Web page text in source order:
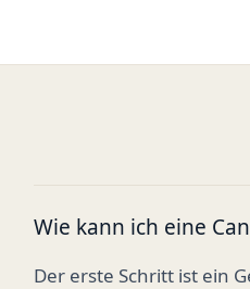
Wie kann ich eine
Der erste Schritt ist ein